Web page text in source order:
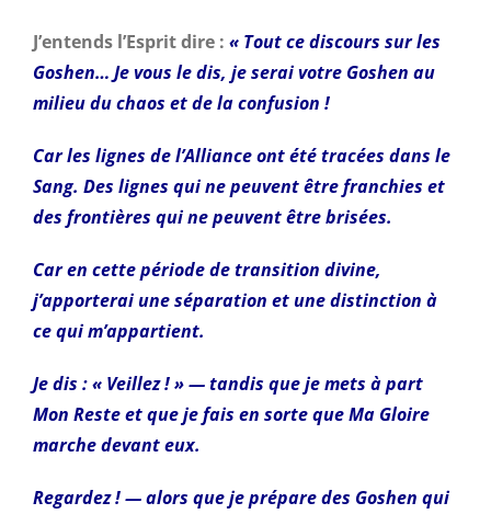
J’entends l’Esprit dire : « Tout ce discours sur les
Goshen… Je vous le dis, je serai votre Goshen au
milieu du chaos et de la confusion !
Car les lignes de l’Alliance ont été tracées dans le
Sang. Des lignes qui ne peuvent êtrefranchies et
des frontières qui ne peuvent être brisées.
Car en cette période de transition divine,
j’apporterai une séparation et une distinction à
ce qui m’appartient.
Je dis : « Veillez ! » — tandis que je mets à part
Mon Reste et que je fais en sorte que Ma Gloire
marche devant eux.
Regardez ! — alors que je prépare des Goshen qui